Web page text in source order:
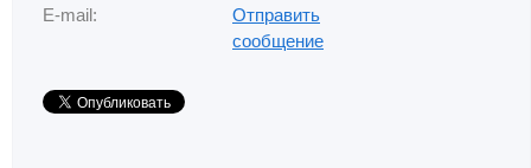
E-mail:
Отправить
сообщение